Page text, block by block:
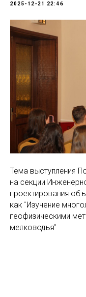
2025-12-21 22:46
Тема выступления
на секции
проектирования
как "Изучение
геофизическими
мелководья"